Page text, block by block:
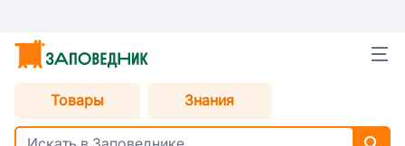
Товары Знания